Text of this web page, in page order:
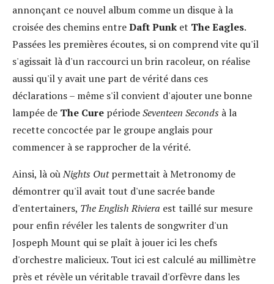
annonçant ce nouvel album comme un disque à la
croisée des chemins entreDaft Punk et The Eagles.
Passées les premières écoutes, si on comprend vite qu'il
s'agissait là d'un raccourci un brin racoleur, on réalise
aussi qu'il y avait une part de vérité dans ces
déclarations – même s'il convient d'ajouter une bonne
lampée de The Cure périodeSeventeen Seconds à la
recette concoctée par le groupe anglais pour
commencer à se rapprocher de la vérité.
Ainsi, là oùNights Outpermettait à Metronomy de
démontrer qu'il avait tout d'une sacrée bande
d'entertainers, The English Riviera est taillé sur mesure
pour enfin révéler les talents de songwriter d'un
Jospeph Mount qui se plaît à jouer ici les chefs
d'orchestre malicieux. Tout ici est calculé au millimètre
près et révèle un véritable travail d'orfèvre dans les